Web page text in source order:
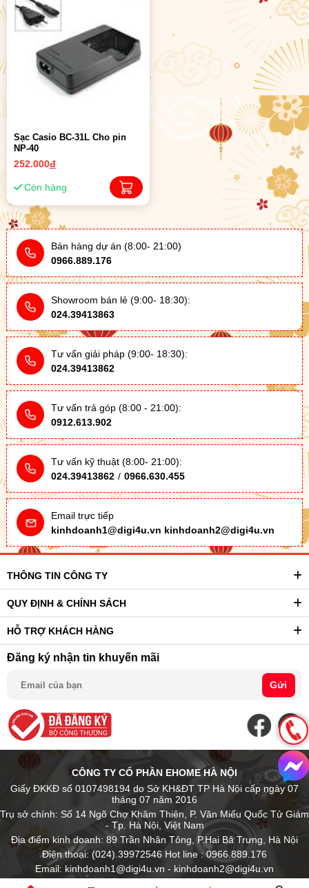
Sạc Casio BC-31L Cho pin
NP-40
252.000đ
Còn hàng
Bán hàng dự án (8:00- 21:00)
0966.889.176
Showroom bán lẻ (9:00- 18:30):
024.39413863
Tư vấn giải pháp (9:00- 18:30):
024.39413862
Tư vấn trả góp (8:00 - 21:00):
0912.613.902
Tư vấn kỹ thuật (8:00- 21:00):
024.39413862 / 0966.630.455
Email trực tiếp
kinhdoanh1@digi4u.vn kinhdoanh2@digi4u.vn
THÔNG TIN CÔNG TY
QUY ĐỊNH & CHÍNH SÁCH
HỖ TRỢ KHÁCH HÀNG
Đăng ký nhận tin khuyến mãi
Gửi
CÔNG TY CỔ PHẦN EHOME HÀ NỘI
Giấy ĐKKĐ số 0107498194 do Sở KH&ĐT TP Hà Nội cấp ngày 07
tháng 07 năm 2016
Trụ sở chính: Số 14 Ngõ Chợ Khâm Thiên, P. Văn Miếu Quốc Tử Giám
- Tp. Hà Nội, Việt Nam
Địa điểm kinh doanh: 89 Trần Nhân Tông, P.Hai Bà Trưng, Hà Nội
Điện thoại: (024).39972546 Hot line : 0966.889.176
Email: kinhdoanh1@digi4u.vn - kinhdoanh2@digi4u.vn